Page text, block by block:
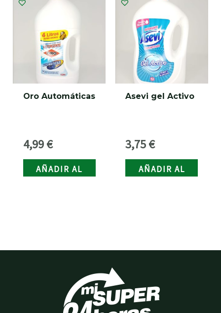
Oro Automáticas
4,99€
AÑADIR AL
CARRITO
Asevi gel Activo
3,75€
AÑADIR AL
CARRITO